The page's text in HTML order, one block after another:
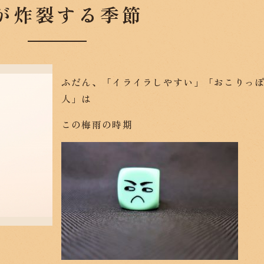
炸裂する季節
ふだん、「イライラしやすい」「おこりっ
人」は
この梅雨の時期